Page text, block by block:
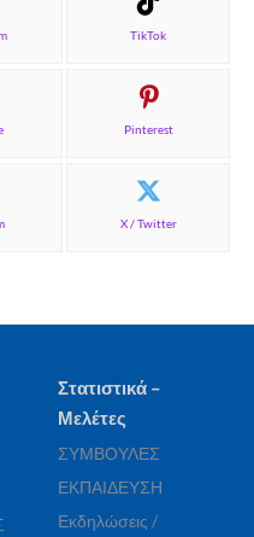
TikTok
Pinterest
X / Twitter
Στατιστικά –
Μελέτες
ΣΥΜΒΟΥΛΕΣ
ΕΚΠΑΙΔΕΥΣΗ
Εκδηλώσεις /